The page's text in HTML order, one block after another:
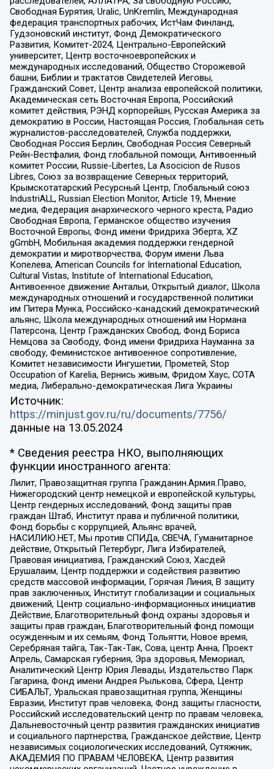
Свободная Бурятия, Uralic, UnKremlin, Международная
федерация транспортных рабочих, ИстЧам Финланд,
Гудзоновский институт, Фонд Демократического
Развития, Комитет-2024, Центрально-Европейский
университет, Центр восточноевропейских и
международных исследований, Общество Сторожевой
башни, Библии и трактатов Свидетелей Иеговы,
Гражданский Совет, Центр анализа европейской политики,
Академическая сеть Восточная Европа, Российский
комитет действия, РЭНД корпорейшн, Русская Америка за
демократию в России, Настоящая Россия, Глобальная сеть
журналистов-расследователей, Служба поддержки,
Свободная Россия Берлин, Свободная Россия Северный
Рейн-Вестфалия, Фонд глобальной помощи, Антивоенный
комитет России, Russie-Libertes, La Asocicion de Rusos
Libres, Союз за возвращение Северных территорий,
Крымскотатарский Ресурсный Центр, Глобальный союз
IndustriALL, Russian Election Monitor, Article 19, Мнение
медиа, Федерация анархического черного креста, Радио
Свободная Европа, Германское общество изучения
Восточной Европы, Фонд имени Фридриха Эберта, XZ
gGmbH, Мобильная академия поддержки гендерной
демократии и миротворчества, Форум имени Льва
Копелева, American Councils for International Education,
Cultural Vistas, Institute of International Education,
Антивоенное движение Антальи, Открытый диалог, Школа
международных отношений и государственной политики
им Питера Мунка, Российско-канадский демократический
альянс, Школа международных отношений им Нормана
Патерсона, Центр Гражданских Свобод, Фонд Бориса
Немцова за Свободу, Фонд имени Фридриха Науманна за
свободу, Феминистское антивоенное сопротивление,
Комитет независимости Ингушетии, Прометей, Stop
Occupation of Karelia, Вернись живым, Фридом Хаус, СОТА
медиа, Либерально-демократическая Лига Украины
Источник:
https://minjust.gov.ru/ru/documents/7756/
данные на 13.05.2024
* Сведения реестра НКО, выполняющих
функции иностранного агента:
Лилит, Правозащитная группа Гражданин.Армия.Право,
Нижегородский центр немецкой и европейской культуры,
Центр гендерных исследований, Фонд защиты прав
граждан Штаб, Институт права и публичной политики,
Фонд борьбы с коррупцией, Альянс врачей,
НАСИЛИЮ.НЕТ, Мы против СПИДа, СВЕЧА, Гуманитарное
действие, Открытый Петербург, Лига Избирателей,
Правовая инициатива, Гражданский Союз, Хасдей
Ерушалаим, Центр поддержки и содействия развитию
средств массовой информации, Горячая Линия, В защиту
прав заключенных, Институт глобализации и социальных
движений, Центр социально-информационных инициатив
Действие, Благотворительный фонд охраны здоровья и
защиты прав граждан, Благотворительный фонд помощи
осужденным и их семьям, Фонд Тольятти, Новое время,
Серебряная тайга, Так-Так-Так, Сова, центр Анна, Проект
Апрель, Самарская губерния, Эра здоровья, Мемориал,
Аналитический Центр Юрия Левады, Издательство Парк
Гагарина, Фонд имени Андрея Рылькова, Сфера, Центр
СИБАЛЬТ, Уральская правозащитная группа, Женщины
Евразии, Институт прав человека, Фонд защиты гласности,
Российский исследовательский центр по правам человека,
Дальневосточный центр развития гражданских инициатив
и социального партнерства, Гражданское действие, Центр
независимых социологических исследований, Сутяжник,
АКАДЕМИЯ ПО ПРАВАМ ЧЕЛОВЕКА, Центр развития